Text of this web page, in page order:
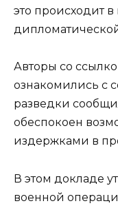
это происходит
Авторы со
ознакомились с
разведки
обеспокоен
издержками в
В этом докладе
военной